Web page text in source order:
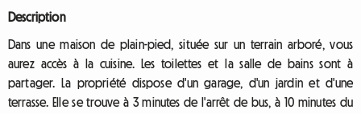
Description
Dans une maison de plain-pied, située sur un terrain arboré, vous
aurez accès à la cuisine. Les toilettes et la salle de bains sont à
partager. La propriété dispose d'un garage, d'un jardin et d'une
terrasse. Elle se trouve à 3 minutes de l'arrêt de bus, à 10 minutes du